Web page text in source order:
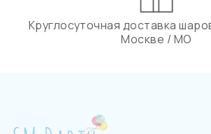
Круглосуточная доставка
Москве / МО